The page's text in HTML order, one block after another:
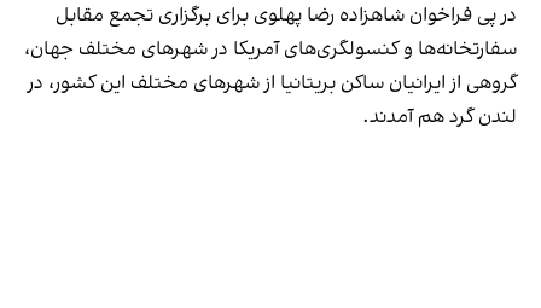
در پی فراخوان شاهزاده رضا پهلوی برای برگزاری تجمع مقابل
سفارتخانه‌ها و کنسولگری‌های آمریکا در شهرهای مختلف جهان،
گروهی از ایرانیان ساکن بریتانیا از شهرهای مختلف این کشور، در
لندن گرد هم آمدند.